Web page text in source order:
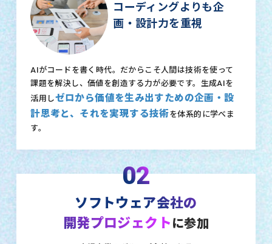
コーディングよりも企
画・設計力を重視
AIがコードを書く時代。だからこそ人間は技術を使って
課題を解決し、価値を創造する力が必要です。生成AIを
活用しゼロから価値を生み出すための企画・設
計思考と、それを実現する技術を体系的に学べま
す。
02
ソフトウェア会社の
開発プロジェクト に参加